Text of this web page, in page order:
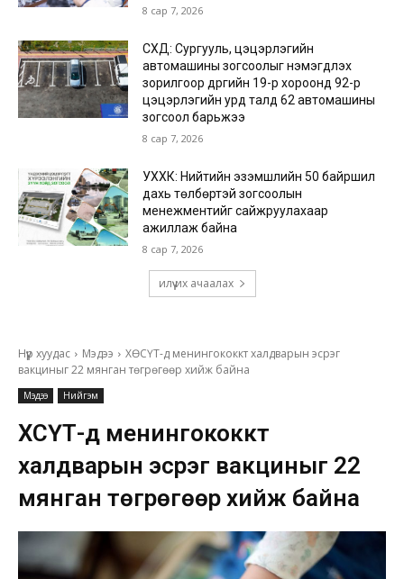
8 сар 7, 2026
СХД: Сургууль, цэцэрлэгийн
автомашины зогсоолыг нэмэгдүүлэх
зорилгоор дүүргийн 19-р хороонд 92-р
цэцэрлэгийн урд талд 62 автомашины
зогсоол барьжээ
8 сар 7, 2026
УХХК: Нийтийн эзэмшлийн 50 байршил
дахь төлбөртэй зогсоолын
менежментийг сайжруулахаар
ажиллаж байна
8 сар 7, 2026
илүү их ачаалах